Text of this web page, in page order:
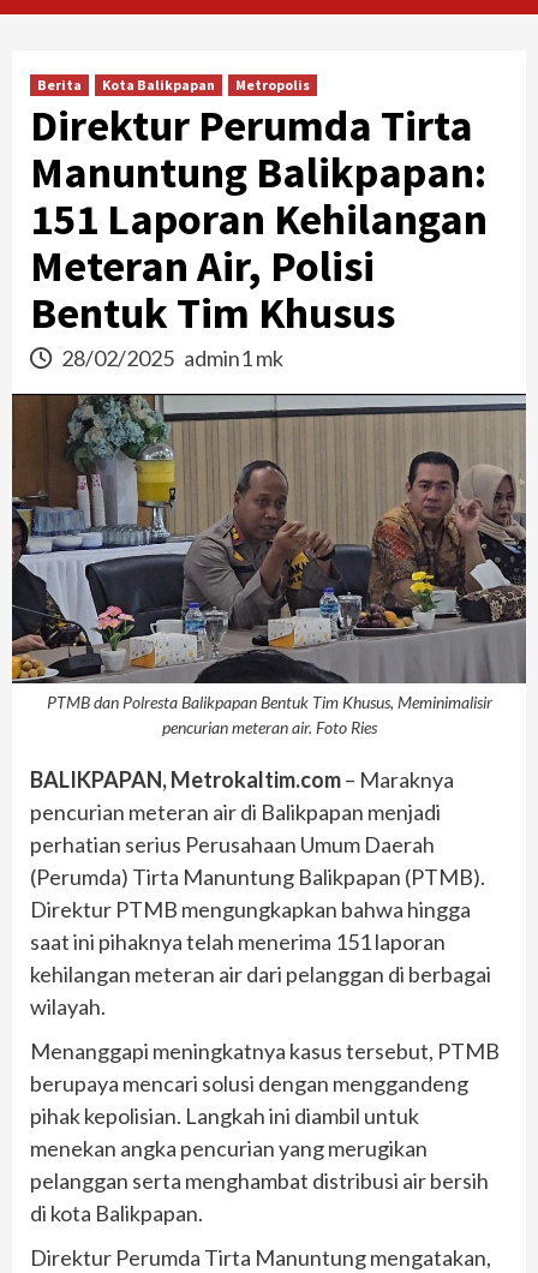
Berita Kota Balikpapan Metropolis
Direktur Perumda Tirta
Manuntung Balikpapan:
151 Laporan Kehilangan
Meteran Air, Polisi
Bentuk Tim Khusus
28/02/2025 admin1 mk
PTMB dan Polresta Balikpapan Bentuk Tim Khusus, Meminimalisir
pencurian meteran air. Foto Ries
BALIKPAPAN, Metrokaltim.com– Maraknya
pencurian meteran air di Balikpapan menjadi
perhatian serius Perusahaan Umum Daerah
(Perumda) Tirta Manuntung Balikpapan (PTMB).
Direktur PTMB mengungkapkan bahwa hingga
saat ini pihaknya telah menerima 151 laporan
kehilangan meteran air dari pelanggan di berbagai
wilayah.
Menanggapi meningkatnya kasus tersebut, PTMB
berupaya mencari solusi dengan menggandeng
pihak kepolisian. Langkah ini diambil untuk
menekan angka pencurian yang merugikan
pelanggan serta menghambat distribusi air bersih
di kota Balikpapan.
Direktur Perumda Tirta Manuntung mengatakan,